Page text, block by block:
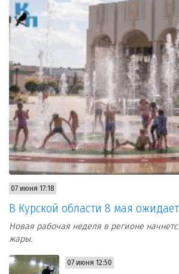
07 июня 17:18
В Курской области 8 мая
Новая рабочая неделя в регионе
жары.
07 июня 12:50